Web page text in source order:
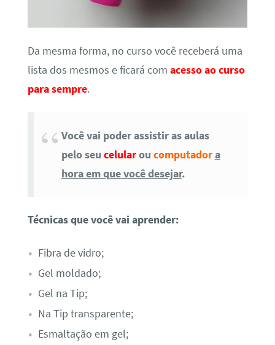
Da mesma forma, no curso você receberá uma
lista dos mesmos e ficará com acesso ao curso
para sempre.
Você vai poder assistir as aulas
pelo seu celularou computador a
hora em que você desejar.
Técnicas que você vai aprender:
Fibra de vidro;
Gel moldado;
Gel na Tip;
Na Tip transparente;
Esmaltação em gel;